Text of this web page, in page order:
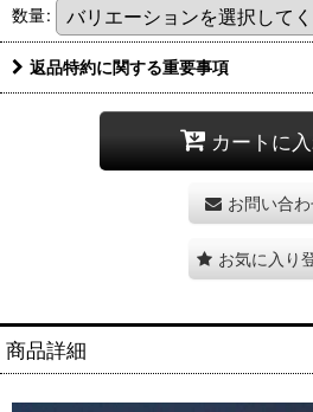
数量:
返品特約に関する重要事項
カートに
お問い合
お気に入り
商品詳細